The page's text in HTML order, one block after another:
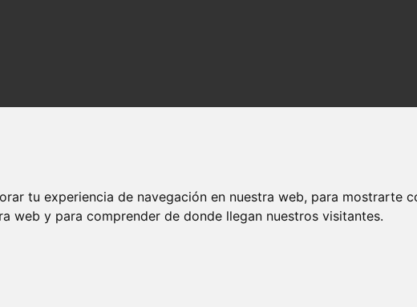
tu experiencia de navegación en nuestra web, para mostrarte
web y para comprender de donde llegan nuestros visitantes.